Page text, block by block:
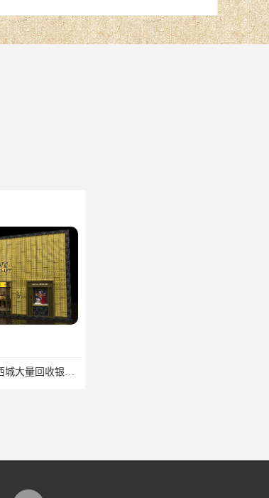
回收电话：北京西城大量回收银焊条，银浆，银粉回收回收找哪家